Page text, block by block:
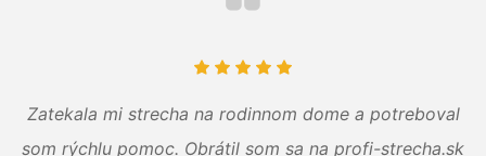
Zatekala mi strecha na rodinnom dome a potreboval
som rýchlu pomoc. Obrátil som sa na profi-strecha.sk